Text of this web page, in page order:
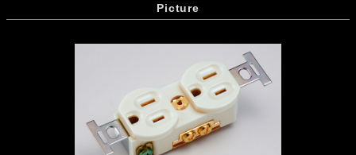
Picture